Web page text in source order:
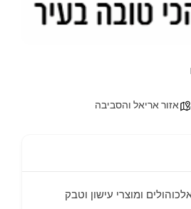
אזור אריאל והסביבה
ומוצרי עישון וטבק